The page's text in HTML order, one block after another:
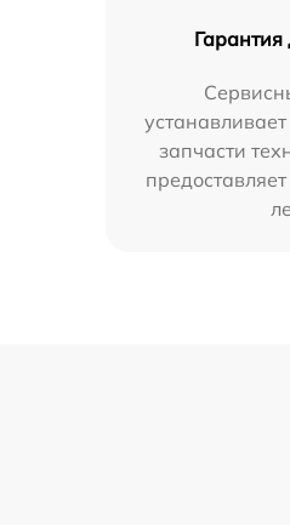
Гарантия
запчасти